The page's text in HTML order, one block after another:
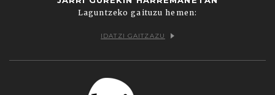
Laguntzeko gaituzu hemen:
IDATZI GAITZAZU